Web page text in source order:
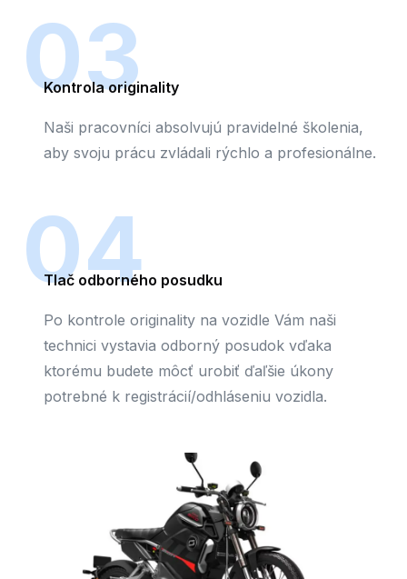
03
Kontrola originality
Naši pracovníci absolvujú pravidelné školenia,
aby svoju prácu zvládali rýchlo a profesionálne.
04
Tlač odborného posudku
Po kontrole originality na vozidle Vám naši
technici vystavia odborný posudok vďaka
ktorému budete môcť urobiť ďaľšie úkony
potrebné k registrácií/odhláseniu vozidla.